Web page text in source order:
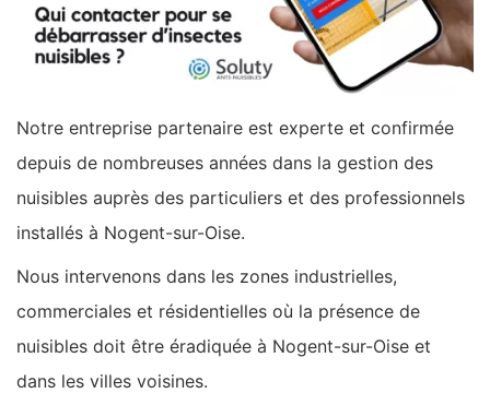
Notre entreprise partenaire est experte et confirmée
depuis de nombreuses années dans la gestion des
nuisibles auprès des particuliers et des professionnels
installés à Nogent-sur-Oise.
Nous intervenons dans les zones industrielles,
commerciales et résidentielles où la présence de
nuisibles doit être éradiquée à Nogent-sur-Oise et
dans les villes voisines.